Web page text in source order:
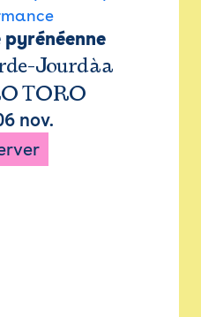
Jourdàa
TORO
nov.